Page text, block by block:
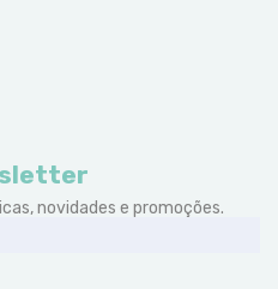
novidades e promoções.